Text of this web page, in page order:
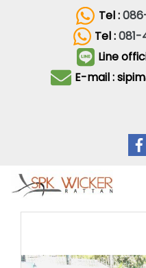
Tel :
Tel :081-
Line
E-mail :